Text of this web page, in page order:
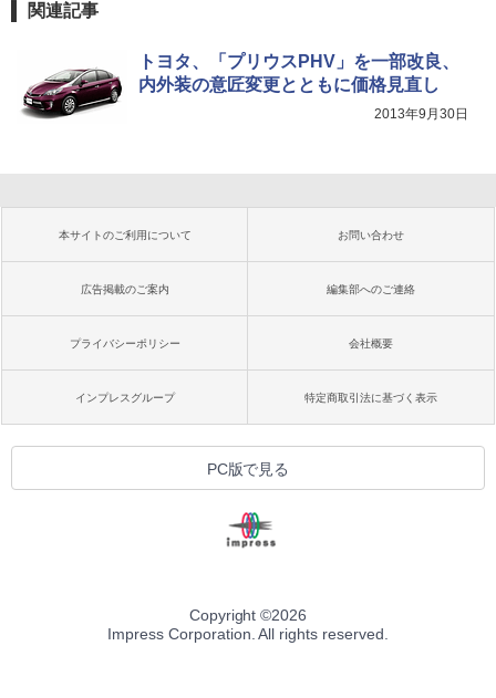
関連記事
トヨタ、「プリウスPHV」を一部改良、
内外装の意匠変更とともに価格見直し
2013年9月30日
本サイトのご利用について お問い合わせ
広告掲載のご案内 編集部へのご連絡
プライバシーポリシー 会社概要
インプレスグループ 特定商取引法に基づく表示
PC版で見る
Copyright ©2026
Impress Corporation. All rights reserved.